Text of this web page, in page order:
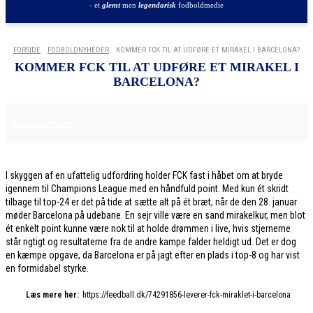
- et glemtmen legendarisk fodboldmedie
FORSIDE FODBOLDNYHEDER KOMMER FCK TIL AT UDFØRE ET MIRAKEL I BARCELONA?
KOMMER FCK TIL AT UDFØRE ET MIRAKEL I
BARCELONA?
I skyggen af en ufattelig udfordring holder FCK fast i håbet om at bryde
igennem til Champions League med en håndfuld point. Med kun ét skridt
tilbage til top-24 er det på tide at sætte alt på ét bræt, når de den 28. januar
møder Barcelona på udebane. En sejr ville være en sand mirakelkur, men blot
ét enkelt point kunne være nok til at holde drømmen i live, hvis stjernerne
står rigtigt og resultaterne fra de andre kampe falder heldigt ud. Det er dog
en kæmpe opgave, da Barcelona er på jagt efter en plads i top-8 og har vist
en formidabel styrke.
Læs mere her: https://feedball.dk/74291856-leverer-fck-miraklet-i-barcelona